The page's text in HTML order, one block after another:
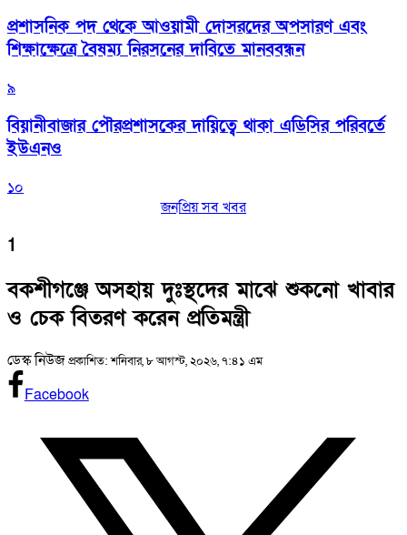
প্রশাসনিক পদ থেকে আওয়ামী দোসরদের অপসারণ এবং
শিক্ষাক্ষেত্রে বৈষম্য নিরসনের দাবিতে মানববন্ধন
৯
বিয়ানীবাজার পৌরপ্রশাসকের দায়িত্বে থাকা এডিসির পরিবর্তে
ইউএনও
১০
জনপ্রিয় সব খবর
1
বকশীগঞ্জে অসহায় দুঃস্থদের মাঝে শুকনো খাবার
ও চেক বিতরণ করেন প্রতিমন্ত্রী
ডেস্ক নিউজপ্রকাশিত: শনিবার, ৮ আগস্ট, ২০২৬, ৭:৪১ এম
Facebook